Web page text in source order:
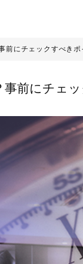
前にチェックすべきポ
前にチェ